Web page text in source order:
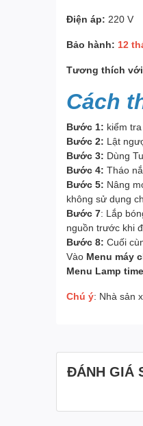
Điện áp: 220 V
Bảo hành: 12
Tương thích
Cách
Bước 1: kiểm
Bước 2: Lật
Bước 3: Dùng
Bước 4: Tháo
Bước 5: Nâng
không sử dụng
Bước 7: Lắp
nguồn trước khi
Bước 8: Cuối
Vào Menu máy
Menu Lamp
Chú ý: Nhà sản
ĐÁNH GIÁ